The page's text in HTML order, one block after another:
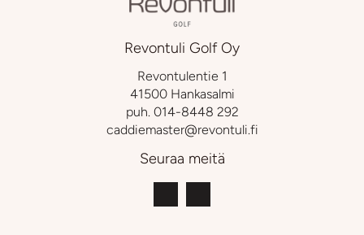
Revontuli Golf Oy
Revontulentie 1
41500 Hankasalmi
puh. 014-8448 292
caddiemaster@revontuli.fi
Seuraa meitä